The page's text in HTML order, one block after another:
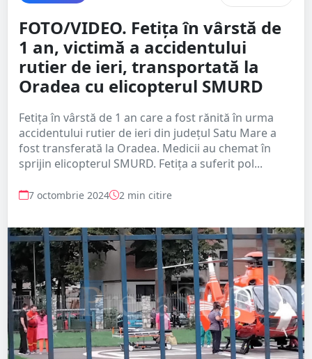
FOTO/VIDEO. Fetița în vârstă de
1 an, victimă a accidentului
rutier de ieri, transportată la
Oradea cu elicopterul SMURD
Fetița în vârstă de 1 an care a fost rănită în urma
accidentului rutier de ieri din județul Satu Mare a
fost transferată la Oradea. Medicii au chemat în
sprijin elicopterul SMURD. Fetița a suferit pol...
7 octombrie 2024 2 min citire